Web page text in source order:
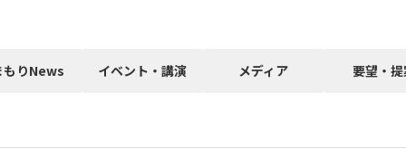
もりNews イベント・講演 メディア 要望・